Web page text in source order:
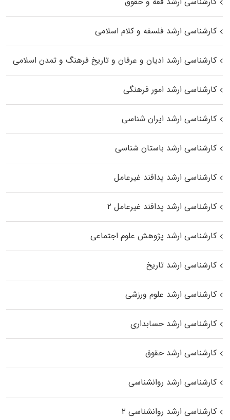
کارشناسی ارشد فلسفه و کلام اسلامی
کارشناسی ارشد ادیان و عرفان و تاریخ فرهنگ و تمدن اسلامی
کارشناسی ارشد امور فرهنگی
کارشناسی ارشد ایران شناسی
کارشناسی ارشد باستان شناسی
کارشناسی ارشد پدافند غیرعامل
کارشناسی ارشد پدافند غیرعامل ۲
کارشناسی ارشد پژوهش علوم اجتماعی
کارشناسی ارشد تاریخ
کارشناسی ارشد علوم ورزشی
کارشناسی ارشد حسابداری
کارشناسی ارشد حقوق
کارشناسی ارشد روانشناسی
کارشناسی ارشد روانشناسی ۲